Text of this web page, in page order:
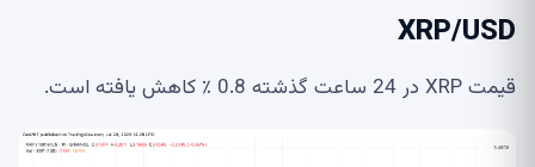
XRP/USD
قیمت XRP در 24 ساعت گذشته 0.8 ٪ کاهش یافته است.